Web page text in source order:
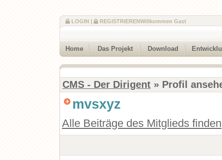
Willkommen Gast
LOGIN | REGISTRIEREN
Home Das Projekt Download
CMS - Der Dirigent » Profil
mvsxyz
Alle Beiträge des Mitglieds finden